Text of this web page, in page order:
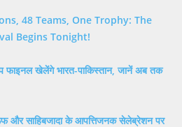
48 Teams, One Trophy: The
Begins Tonight!
फाइनल खेलेंगे भारत-पाकिस्तान, जानें अब तक
और साहिबजादा के आपत्तिजनक सेलेब्रेशन पर